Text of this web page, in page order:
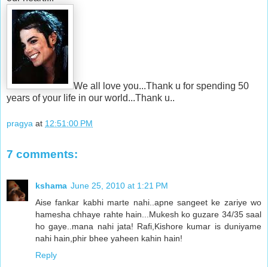
We all love you...Thank u for spending 50
years of your life in our world...Thank u..
pragya at 12:51:00 PM
7 comments:
kshama June 25, 2010 at 1:21 PM
Aise fankar kabhi marte nahi..apne sangeet ke zariye wo
hamesha chhaye rahte hain...Mukesh ko guzare 34/35 saal
ho gaye..mana nahi jata! Rafi,Kishore kumar is duniyame
nahi hain,phir bhee yaheen kahin hain!
Reply